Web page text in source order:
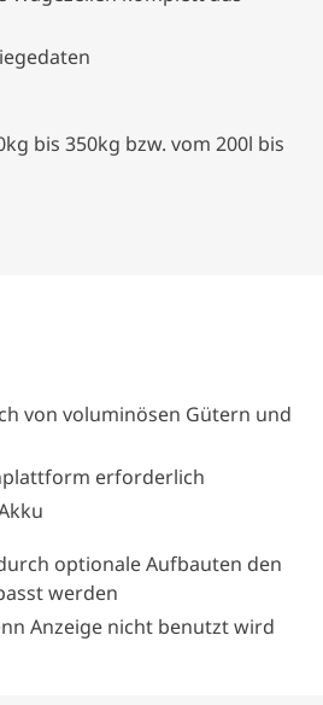
bis 350kg bzw. vom 200l bis
von voluminösen Gütern und
erforderlich
optionale Aufbauten den
werden
Anzeige nicht benutzt wird